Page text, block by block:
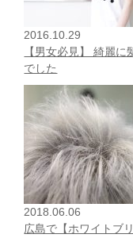
2016.10.29
【男女必見】 綺麗
でした
2018.06.06
広島で【ホワイトブ